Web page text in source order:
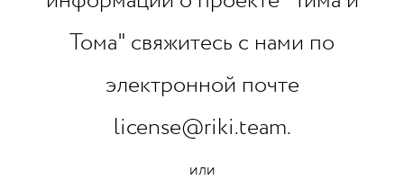
Тома" свяжитесь с нами по
электронной почте
license@riki.team.
или